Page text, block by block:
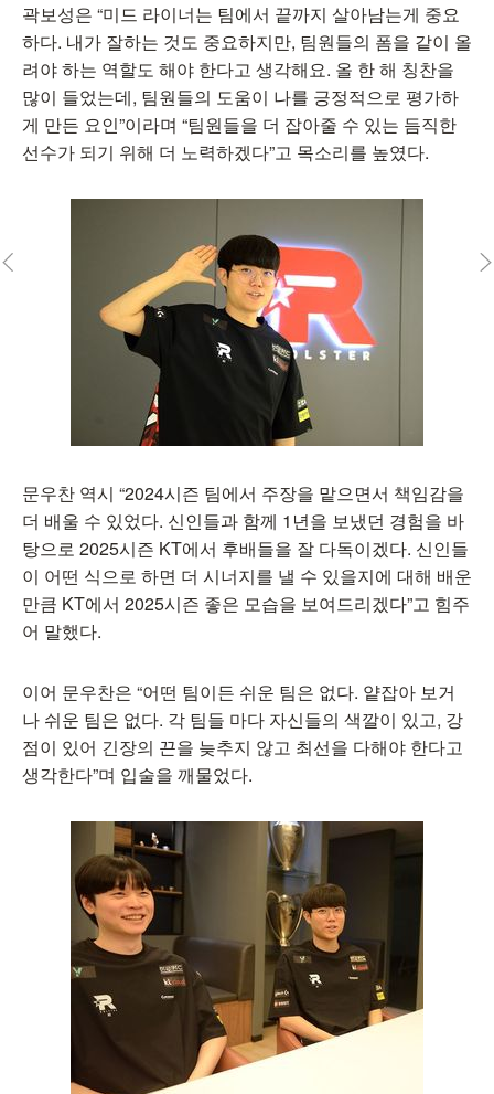
곽보성은 “미드 라이너는 팀에서 끝까지 살아남는게 중요
하다. 내가 잘하는 것도 중요하지만, 팀원들의 폼을 같이 올
려야 하는 역할도 해야 한다고 생각해요. 올 한 해 칭찬을
많이 들었는데, 팀원들의 도움이 나를 긍정적으로 평가하
게 만든 요인”이라며 “팀원들을 더 잡아줄 수 있는 듬직한
선수가 되기 위해 더 노력하겠다”고 목소리를 높였다.
문우찬 역시 “2024시즌 팀에서 주장을 맡으면서 책임감을
더 배울 수 있었다. 신인들과 함께 1년을 보냈던 경험을 바
탕으로 2025시즌 KT에서 후배들을 잘 다독이겠다. 신인들
이 어떤 식으로 하면 더 시너지를 낼 수 있을지에 대해 배운
만큼 KT에서 2025시즌 좋은 모습을 보여드리겠다”고 힘주
어 말했다.
이어 문우찬은 “어떤 팀이든 쉬운 팀은 없다. 얕잡아 보거
나 쉬운 팀은 없다. 각 팀들 마다 자신들의 색깔이 있고, 강
점이 있어 긴장의 끈을 늦추지 않고 최선을 다해야 한다고
생각한다”며 입술을 깨물었다.